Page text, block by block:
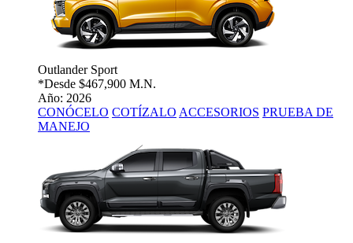
Outlander Sport
*Desde $467,900 M.N.
Año: 2026
CONÓCELO COTÍZALO ACCESORIOS PRUEBA DE
MANEJO